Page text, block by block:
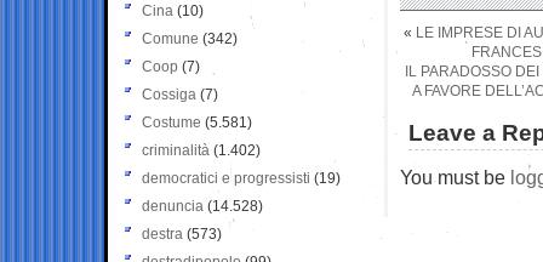
« LE IMPRESE DI
IL PARADOSSO
A FAVORE
Leave a
You must be
Cina (10)
Comune (342)
Coop (7)
Cossiga (7)
Costume (5.581)
criminalità (1.402)
democratici e progressisti (19)
denuncia (14.528)
destra (573)